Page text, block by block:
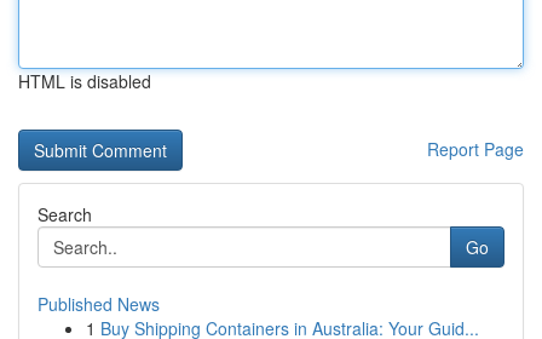
HTML is disabled
Report Page
Search
Go
Published News
1 Buy Shipping Containers in Australia: Your Guid...